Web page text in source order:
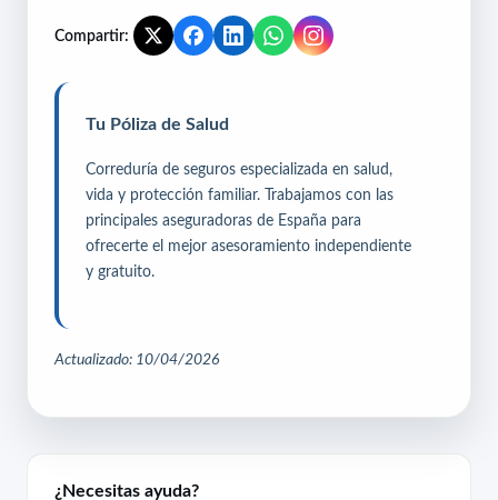
Compartir:
Tu Póliza de Salud
Correduría de seguros especializada en salud,
vida y protección familiar. Trabajamos con las
principales aseguradoras de España para
ofrecerte el mejor asesoramiento independiente
y gratuito.
Actualizado: 10/04/2026
¿Necesitas ayuda?